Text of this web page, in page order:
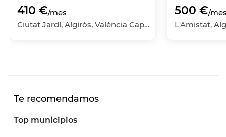
410 €/mes
Ciutat Jardí, Algirós, València Capital, València
500 €/
Te recomendamos
Top municipios